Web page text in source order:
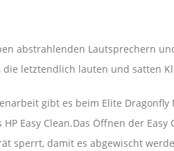
abstrahlenden Lautsprechern
letztendlich lauten und satten
gibt es beim Elite
Easy Clean.Das Öffnen der
sperrt, damit es abgewischt